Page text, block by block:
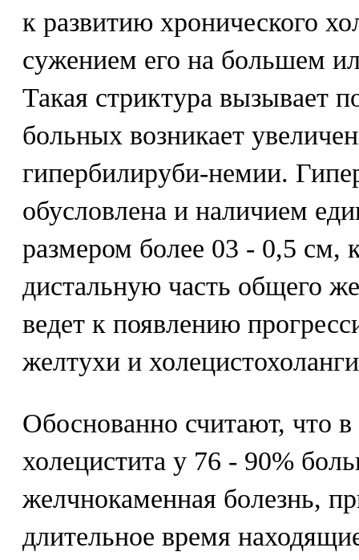
к развитию хронического
сужением его на большем
Такая стриктура вызывает
больных возникает
гипербилируби-немии.
обусловлена и наличием
размером более 03 - 0,5 см,
дистальную часть общего
ведет к появлению
желтухи и
Обоснованно считают, что в
холецистита у 76 - 90%
желчнокаменная болезнь,
длительное время